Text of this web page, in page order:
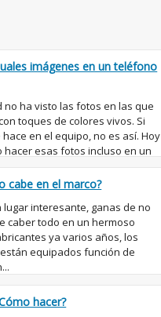
imágenes en un teléfono
ha visto las fotos en las que
toques de colores vivos. Si
en el equipo, no es así. Hoy
hacer esas fotos incluso en un
cabe en el marco?
interesante, ganas de no
caber todo en un hermoso
ya varios años, los
equipados función de
hacer?